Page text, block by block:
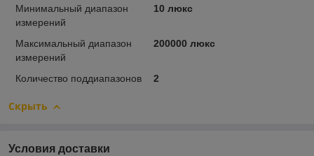
Минимальный диапазон
измерений
10 люкс
Максимальный диапазон
измерений
200000 люкс
Количество поддиапазонов 2
Скрыть
Условия доставки